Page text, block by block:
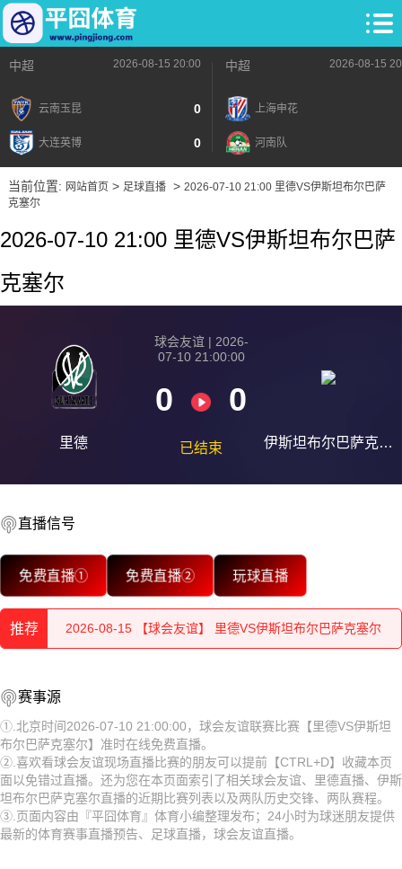
中超 2026-08-15 20:00
云南玉昆 0
大连英博 0
中超 2026-08-15
上海申花
河南队
当前位置: 网站首页> 足球直播> 2026-07-10 21:00 里德VS伊斯坦布尔巴萨
克塞尔
2026-07-10 21:00 里德VS伊斯坦布尔巴萨
克塞尔
里德
球会友谊 | 2026-
07-10 21:00:00
0 0
已结束
伊斯坦布尔巴萨克塞
直播信号
免费直播① 免费直播② 玩球直播
推荐
2026-08-15 【球会友谊】 里德VS伊斯坦布尔巴萨克塞尔
2026-08-15 【球会友谊】 里德VS伊斯坦布尔巴萨克塞尔
2026-08-15 【球会友谊】 里德VS伊斯坦布尔巴萨克塞尔
2026-08-15 【球会友谊】 里德VS伊斯坦布尔巴萨克塞尔
2026-08-15 【球会友谊】 里德VS伊斯坦布尔巴萨克塞尔
2026-08-15 【球会友谊】 里德VS伊斯坦布尔巴萨克塞尔
2026-08-15 【球会友谊】 里德VS伊斯坦布尔巴萨克塞尔
2026-08-15 【球会友谊】 里德VS伊斯坦布尔巴萨克塞尔
赛事源
①.北京时间2026-07-10 21:00:00，球会友谊联赛比赛【里德VS伊斯坦
布尔巴萨克塞尔】准时在线免费直播。
②.喜欢看球会友谊现场直播比赛的朋友可以提前【CTRL+D】收藏本页
面以免错过直播。还为您在本页面索引了相关球会友谊、里德直播、伊斯
坦布尔巴萨克塞尔直播的近期比赛列表以及两队历史交锋、两队赛程。
③.页面内容由『平囧体育』体育小编整理发布；24小时为球迷朋友提供
最新的体育赛事直播预告、足球直播，球会友谊直播。